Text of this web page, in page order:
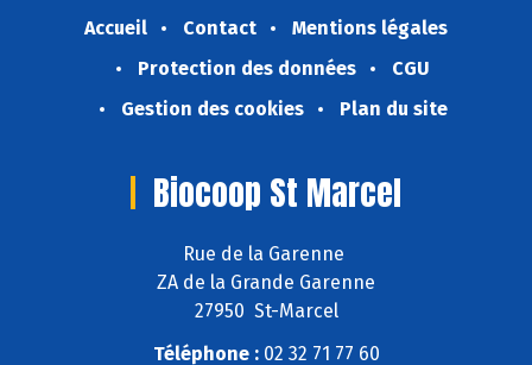
Accueil Contact
Mentions légales
Protection des données
CGU
Gestion des cookies
Plan du site
Biocoop St Marcel
Rue de la Garenne
ZA de la Grande Garenne
27950 St-Marcel
Téléphone :02 32 71 77 60